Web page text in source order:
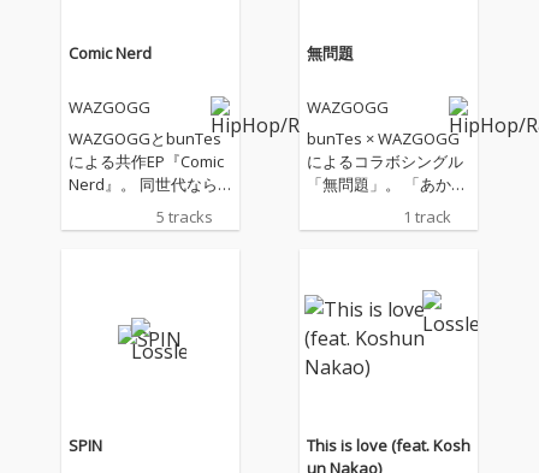
Comic Nerd
WAZGOGG
WAZGOGGとbunTes
による共作EP『Comic
Nerd』。 同世代なら
ではの感覚を共有する
二人が、ラップとダン
ードな四つ打ちをはじ
めとする、多彩なサウ
ミームを散りばめたユ
ーモアあふれるリリッ
5 tracks
無問題
WAZGOGG
bunTes × WAZGOGG
によるコラボシングル
「無問題」。 「あから
さにやべー」「SPIN」
に続く、両者によるコ
ードな四つ打ちビート
を軸に、思わず口ずさ
みたくなるキャッチー
なフレーズと、bunTe
合。フロアでも日常で
もクセになる中毒性を
1 track
SPIN
This is love (feat. Kosh
un Nakao)